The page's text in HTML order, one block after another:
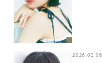
2026.03.06